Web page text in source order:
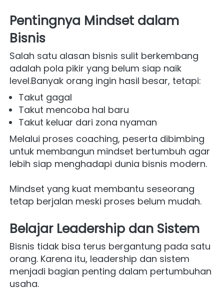
Pentingnya Mindset dalam
Bisnis
Salah satu alasan bisnis sulit berkembang
adalah pola pikir yang belum siap naik
level.Banyak orang ingin hasil besar, tetapi:
Takut gagal
Takut mencoba hal baru
Takut keluar dari zona nyaman
Melalui proses coaching, peserta dibimbing
untuk membangun mindset bertumbuh agar
lebih siap menghadapi dunia bisnis modern.
Mindset yang kuat membantu seseorang
tetap berjalan meski proses belum mudah.
Belajar Leadership dan Sistem
Bisnis tidak bisa terus bergantung pada satu
orang. Karena itu, leadership dan sistem
menjadi bagian penting dalam pertumbuhan
usaha.